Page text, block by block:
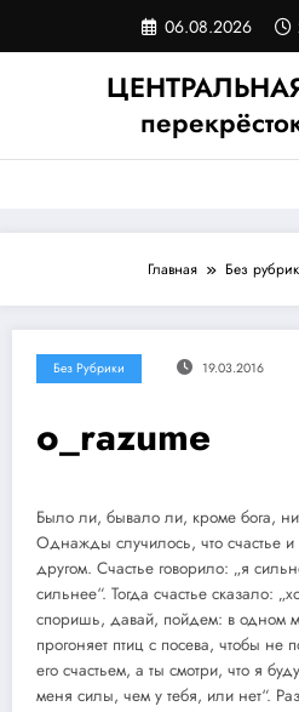
содержимому
06.08.2026
Главная Без
Без Рубрики 19.03.2016
o_razume
Было ли, бывало ли, кроме бога,
Однажды случилось, что счастье
другом. Счастье говорило: „я
сильнее“. Тогда счастье сказало:
споришь, давай, пойдем: в одном
прогоняет птиц с посева, чтобы не
его счастьем, а ты смотри, что я
меня силы, чем у тебя, или нет“.